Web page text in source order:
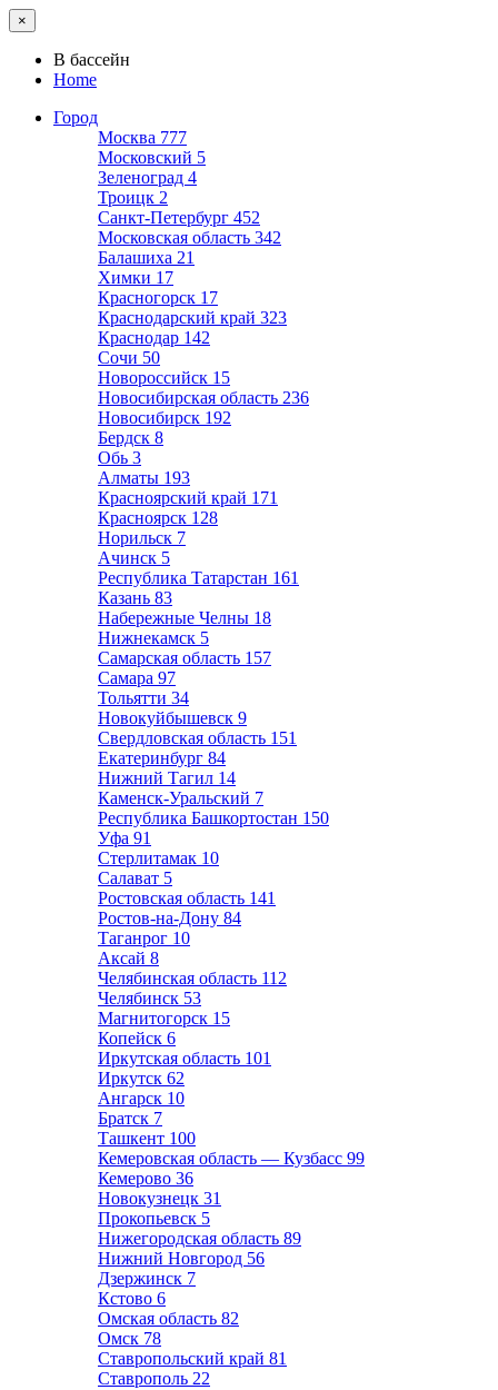
×
В бассейн
Home
Город
Москва 777
Московский 5
Зеленоград 4
Троицк 2
Санкт-Петербург 452
Московская область 342
Балашиха 21
Химки 17
Красногорск 17
Краснодарский край 323
Краснодар 142
Сочи 50
Новороссийск 15
Новосибирская область 236
Новосибирск 192
Бердск 8
Обь 3
Алматы 193
Красноярский край 171
Красноярск 128
Норильск 7
Ачинск 5
Республика Татарстан 161
Казань 83
Набережные Челны 18
Нижнекамск 5
Самарская область 157
Самара 97
Тольятти 34
Новокуйбышевск 9
Свердловская область 151
Екатеринбург 84
Нижний Тагил 14
Каменск-Уральский 7
Республика Башкортостан 150
Уфа 91
Стерлитамак 10
Салават 5
Ростовская область 141
Ростов-на-Дону 84
Таганрог 10
Аксай 8
Челябинская область 112
Челябинск 53
Магнитогорск 15
Копейск 6
Иркутская область 101
Иркутск 62
Ангарск 10
Братск 7
Ташкент 100
Кемеровская область — Кузбасс 99
Кемерово 36
Новокузнецк 31
Прокопьевск 5
Нижегородская область 89
Нижний Новгород 56
Дзержинск 7
Кстово 6
Омская область 82
Омск 78
Ставропольский край 81
Ставрополь 22